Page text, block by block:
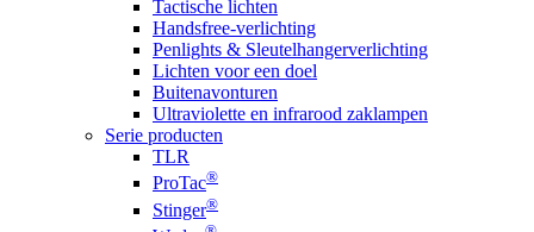
Tactische lichten
Handsfree-verlichting
Penlights & Sleutelhangerverlichting
Lichten voor een doel
Buitenavonturen
Ultraviolette en infrarood zaklampen
Serie producten
TLR
ProTac®
Stinger®